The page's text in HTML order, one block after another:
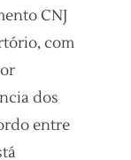
CNJ
com
dos
entre